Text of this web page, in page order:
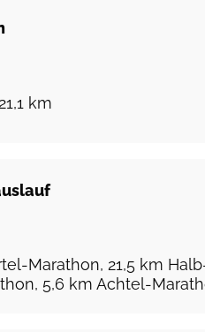
km
Marathon, 21,5 km
5,6 km Achtel-